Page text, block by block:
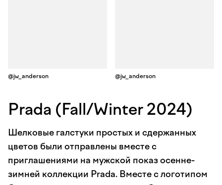
@jw_anderson @jw_anderson
Prada (Fall/Winter 2024)
Шелковые галстуки простых и сдержанных
цветов были отправлены вместе с
приглашениями на мужской показ осенне-
зимней коллекции Prada. Вместе с логотипом